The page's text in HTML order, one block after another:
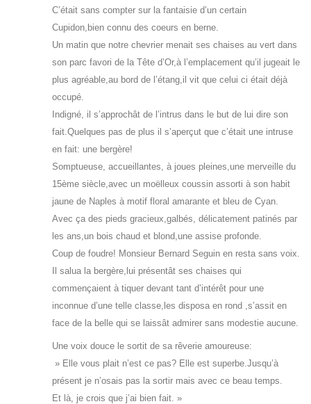
C’était sans compter sur la fantaisie d’un certain
Cupidon,bien connu des coeurs en berne.
Un matin que notre chevrier menait ses chaises au vert dans
son parc favori de la Tête d’Or,à l’emplacement qu’il jugeait le
plus agréable,au bord de l’étang,il vit que celui ci était déjà
occupé.
Indigné, il s’approchât de l’intrus dans le but de lui dire son
fait.Quelques pas de plus il s’aperçut que c’était une intruse
en fait: une bergère!
Somptueuse, accueillantes, à joues pleines,une merveille du
15ème siècle,avec un moëlleux coussin assorti à son habit
jaune de Naples à motif floral amarante et bleu de Cyan.
Avec ça des pieds gracieux,galbés, délicatement patinés par
les ans,un bois chaud et blond,une assise profonde.
Coup de foudre! Monsieur Bernard Seguin en resta sans voix.
Il salua la bergère,lui présentât ses chaises qui
commençaient à tiquer devant tant d’intérêt pour une
inconnue d’une telle classe,les disposa en rond ,s’assit en
face de la belle qui se laissât admirer sans modestie aucune.
Une voix douce le sortit de sa rêverie amoureuse:
» Elle vous plait n’est ce pas? Elle est superbe.Jusqu’à
présent je n’osais pas la sortir mais avec ce beau temps.
Et là, je crois que j’ai bien fait. »